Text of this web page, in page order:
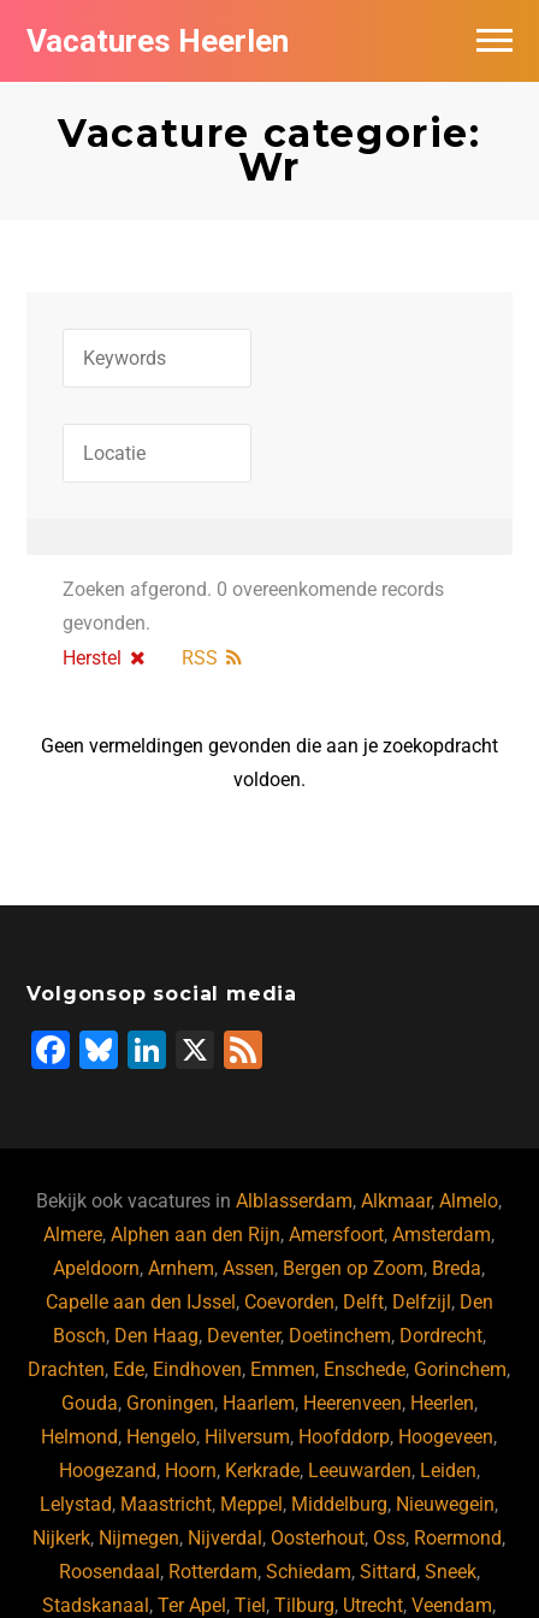
Vacatures Heerlen
Vacature categorie:
Wr
Zoeken afgerond. 0 overeenkomende records
gevonden.
Herstel
RSS
Geen vermeldingen gevonden die aan je zoekopdracht
voldoen.
Volgonsop social media
F
b
o
o
k
Bl
ky
Li
dI
n
X
Bekijk ook vacatures inAlblasserdam,Alkmaar,Almelo,
Almere,Alphen aan den Rijn,Amersfoort,Amsterdam,
Apeldoorn,Arnhem,Assen, Bergen op Zoom, Breda,
Capelle aan den IJssel , Coevorden, Delft, Delfzijl , Den
Bosch, Den Haag, Deventer, Doetinchem, Dordrecht,
Drachten, Ede, Eindhoven, Emmen, Enschede, Gorinchem,
Gouda, Groningen, Haarlem, Heerenveen, Heerlen,
Helmond, Hengelo, Hilversum, Hoofddorp, Hoogeveen,
Hoogezand, Hoorn, Kerkrade, Leeuwarden, Leiden,
Lelystad, Maastricht, Meppel , Middelburg, Nieuwegein,
Nijkerk, Nijmegen, Nijverdal , Oosterhout, Oss, Roermond,
Roosendaal , Rotterdam, Schiedam, Sittard, Sneek,
Stadskanaal ,Ter Apel ,Tiel ,Tilburg, Utrecht,Veendam,
Vacatures per bedrijf in Heerlen
De populairste vacatures in Heerlen